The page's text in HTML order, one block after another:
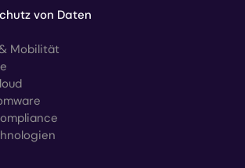
von Daten
Mobilität